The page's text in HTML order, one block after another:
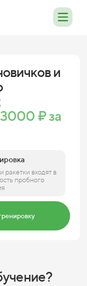
и
₽ за
ракетки входят в
пробного